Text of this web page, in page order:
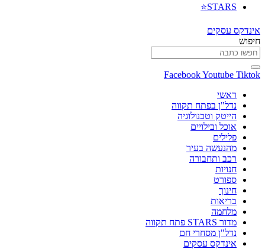
STARS⭐
אינדקס עסקים
חיפוש
FacebookYoutube Tiktok
ראשי
נדל"ן בפתח תקווה
הייטק וטכנולוגיה
אוכל ובילויים
פלילים
מהנעשה בעיר
רכב ותחבורה
חנויות
ספורט
חינוך
בריאות
מלחמה
מדור STARS פתח תקווה
נדל"ן מסחרי חם
אינדקס עסקים